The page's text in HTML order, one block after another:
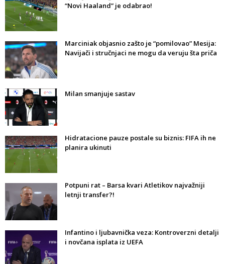
“Novi Haaland” je odabrao!
Marciniak objasnio zašto je “pomilovao” Mesija:
Navijači i stručnjaci ne mogu da veruju šta priča
Milan smanjuje sastav
Hidratacione pauze postale su biznis: FIFA ih ne
planira ukinuti
Potpuni rat – Barsa kvari Atletikov najvažniji
letnji transfer?!
Infantino i ljubavnička veza: Kontroverzni detalji
i novčana isplata iz UEFA